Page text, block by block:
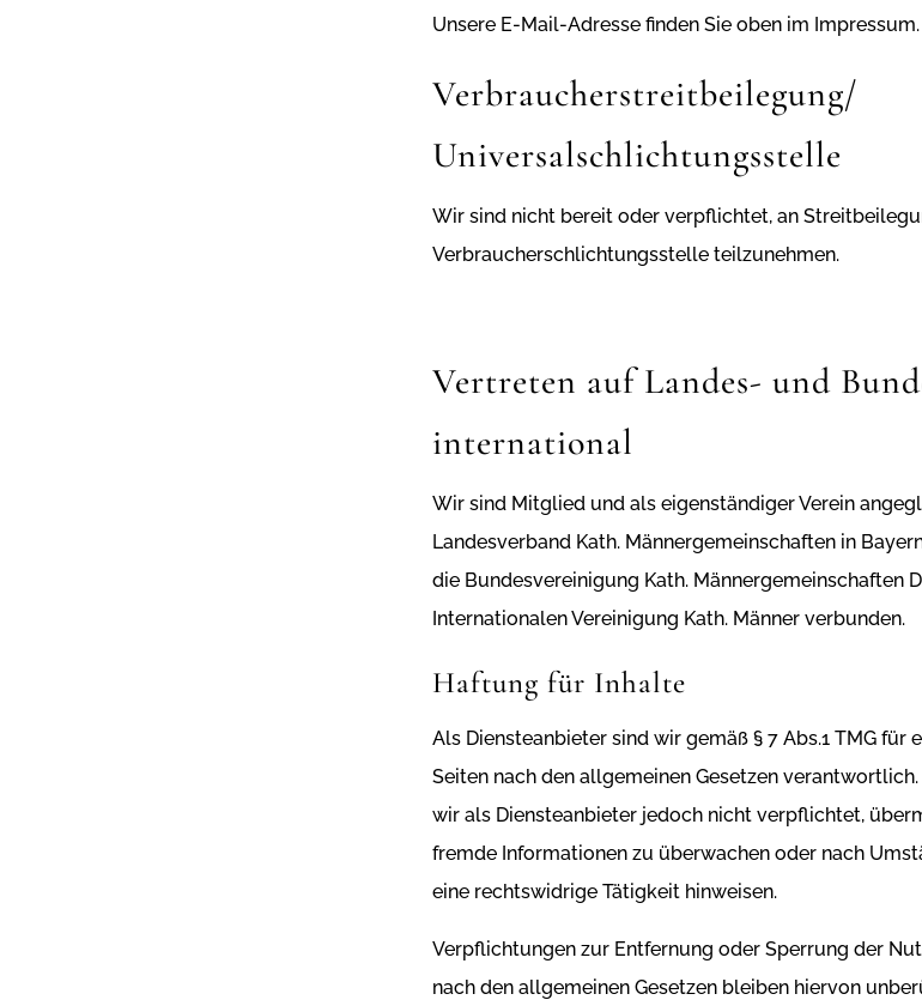
Unsere E-Mail-Adresse finden Sie oben im Impressum.
Verbraucher­streit­beilegung/
Universal­schlichtungs­stelle
Wir sind nicht bereit oder verpflichtet, an
Verbraucherschlichtungsstelle teilzunehmen.
Vertreten auf Landes- und
international
Wir sind Mitglied und als eigenständiger Verein
Landesverband Kath. Männergemeinschaften in
die Bundesvereinigung Kath. Männergemeinschaften
Internationalen Vereinigung Kath. Männer verbunden.
Haftung für Inhalte
Als Diensteanbieter sind wir gemäß § 7 Abs.1 TMG für
Seiten nach den allgemeinen Gesetzen verantwortlich.
wir als Diensteanbieter jedoch nicht verpflichtet,
fremde Informationen zu überwachen oder nach
eine rechtswidrige Tätigkeit hinweisen.
Verpflichtungen zur Entfernung oder Sperrung der
nach den allgemeinen Gesetzen bleiben hiervon